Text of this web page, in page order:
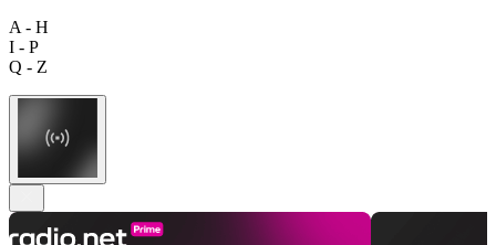
A - H
I - P
Q - Z